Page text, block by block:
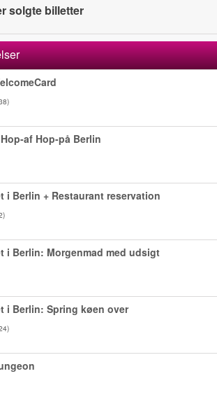
solgte billetter
af Hop-på Berlin
i Berlin + Restaurant reservation
i Berlin: Morgenmad med udsigt
i Berlin: Spring køen over